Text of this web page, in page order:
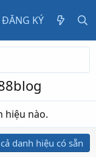
ĐĂNG KÝ
hiệu nào.
danh hiệu có sẵn